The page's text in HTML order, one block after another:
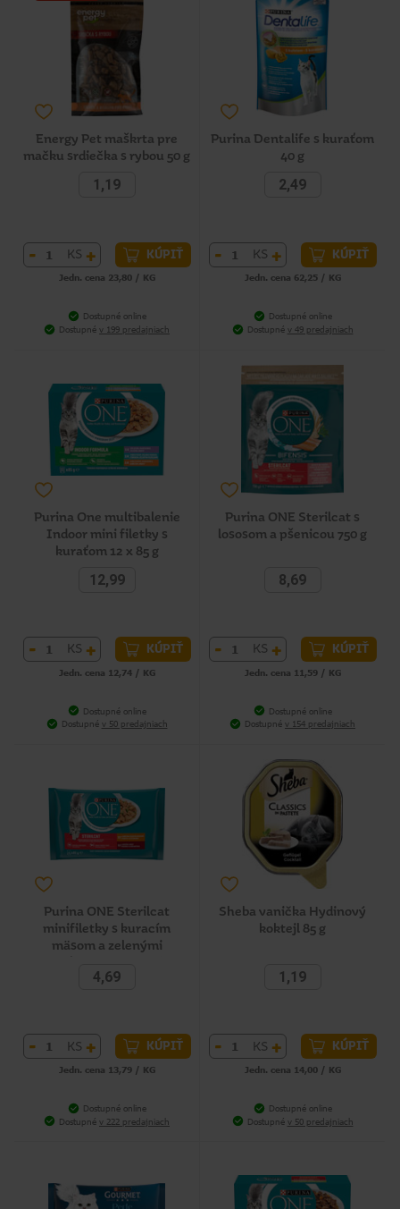
Energy Pet maškrta pre
mačku srdiečka s rybou 50 g
1,19
- KS + KÚPIŤ
Jedn. cena 23,80 / KG
Dostupné online
Dostupné v 199 predajniach
Purina Dentalife s kuraťom
40 g
2,49
- KS + KÚPIŤ
Jedn. cena 62,25 / KG
Dostupné online
Dostupné v 49 predajniach
Purina One multibalenie
Indoor mini filetky s
kuraťom 12 x 85 g
12,99
- KS + KÚPIŤ
Jedn. cena 12,74 / KG
Dostupné online
Dostupné v 50 predajniach
Purina ONE Sterilcat s
lososom a pšenicou 750 g
8,69
- KS + KÚPIŤ
Jedn. cena 11,59 / KG
Dostupné online
Dostupné v 154 predajniach
Purina ONE Sterilcat
minifiletky s kuracím
mäsom a zelenými
mäsom a mrkvou v šťave
4,69
- KS + KÚPIŤ
Jedn. cena 13,79 / KG
Dostupné online
Dostupné v 222 predajniach
Sheba vanička Hydinový
koktejl 85 g
1,19
- KS + KÚPIŤ
Jedn. cena 14,00 / KG
Dostupné online
Dostupné v 50 predajniach